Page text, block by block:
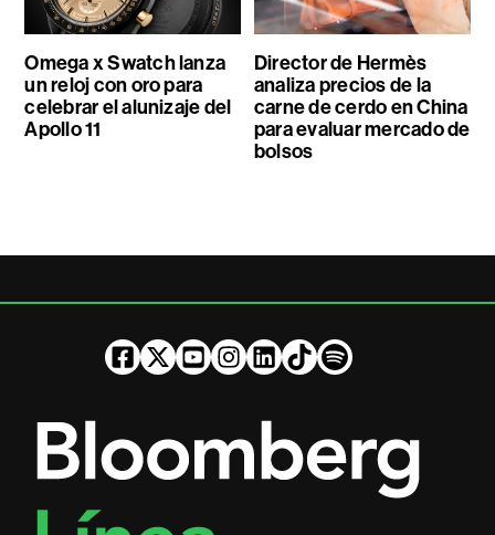
Omega x Swatch lanza
un reloj con oro para
celebrar el alunizaje del
Apollo 11
Director de Hermès
analiza precios de la
carne de cerdo en China
para evaluar mercado de
bolsos